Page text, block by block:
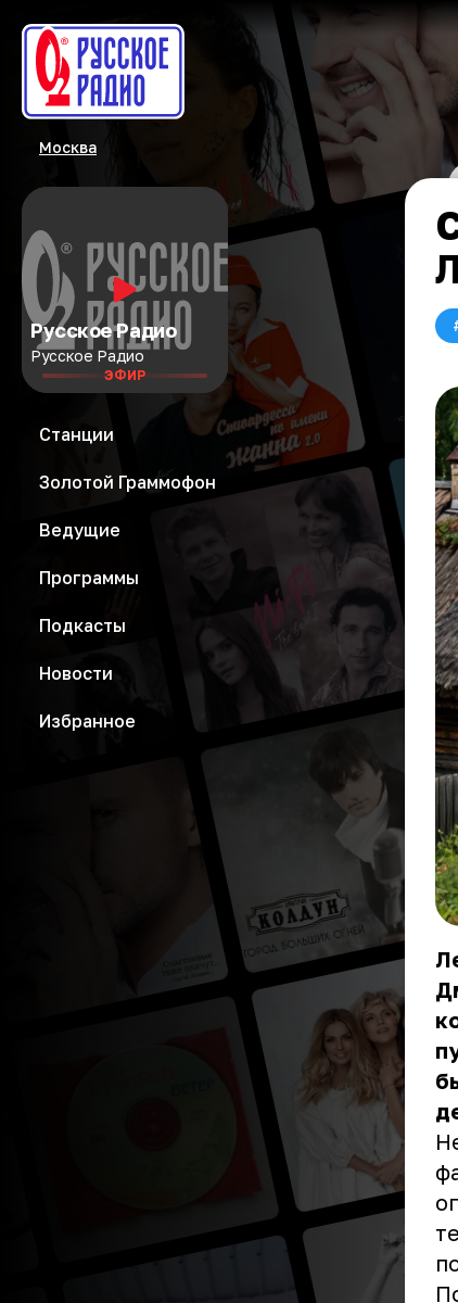
Москва
Русское Радио
Русское Радио
ЭФИР
Станции
Золотой Граммофон
Ведущие
Программы
Подкасты
Новости
Избранное